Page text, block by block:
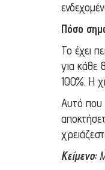
Πόσο
Το έχει
για κάθε
100%. Η
Αυτό που
Κείμενο: